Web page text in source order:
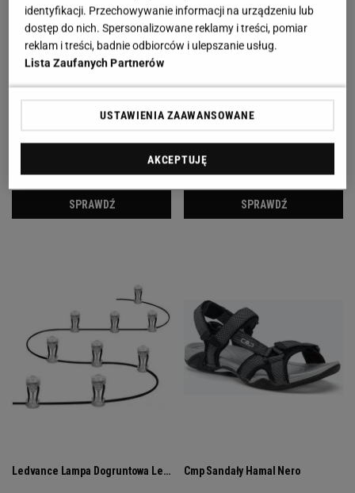
identyfikacji. Przechowywanie informacji na urządzeniu lub
dostęp do nich. Spersonalizowane reklamy i treści, pomiar
reklam i treści, badnie odbiorców i ulepszanie usług.
Lista Zaufanych Partnerów
USTAWIENIA ZAAWANSOWANE
AKCEPTUJĘ